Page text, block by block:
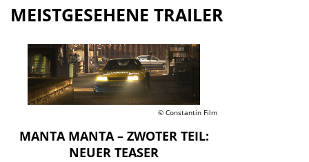
MEISTGESEHENE TRAILER
© Constantin Film
MANTA MANTA – ZWOTER TEIL:
NEUER TEASER